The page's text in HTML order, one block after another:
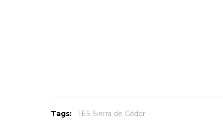
Tags: IES Sierra de Gádor